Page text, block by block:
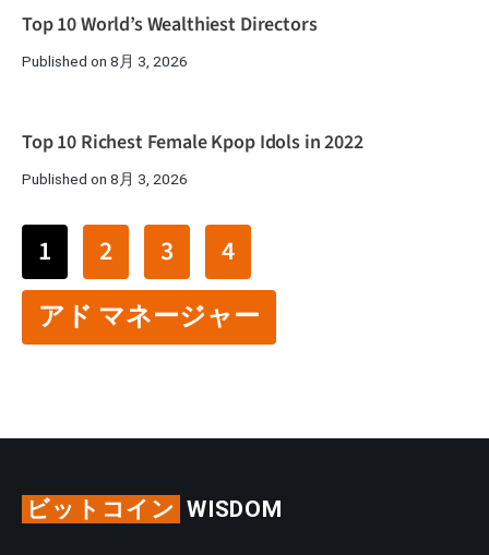
Top 10 World’s Wealthiest Directors
Published on 8月 3, 2026
Top 10 Richest Female Kpop Idols in 2022
Published on 8月 3, 2026
1 2 3
4
アド マネージャー
ビットコイン WISDOM